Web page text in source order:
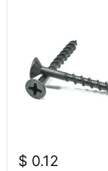
$ 0.12